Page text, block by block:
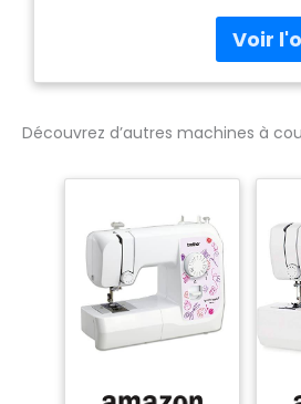
machine
points,
garantie 3
Machine à
&
machine
qui
la fiabilité
votre
offrir
Découvrez d’autres machines à